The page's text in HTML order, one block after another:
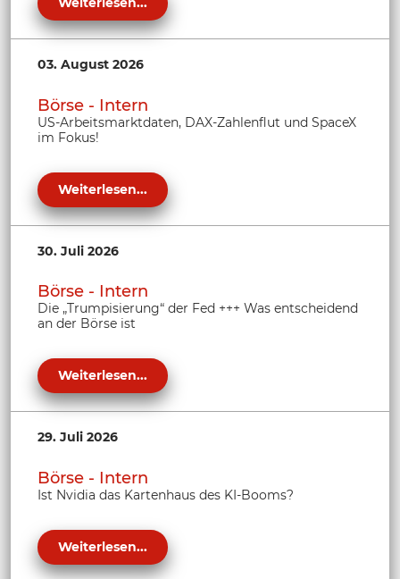
03. August 2026
Börse - Intern
US-Arbeitsmarktdaten, DAX-Zahlenflut und SpaceX
im Fokus!
Weiterlesen...
30. Juli 2026
Börse - Intern
Die „Trumpisierung“ der Fed +++ Was entscheidend
an der Börse ist
Weiterlesen...
29. Juli 2026
Börse - Intern
Ist Nvidia das Kartenhaus des KI-Booms?
Weiterlesen...